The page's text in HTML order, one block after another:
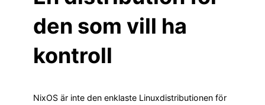
den som vill ha
kontroll
NixOS är inte den enklaste Linuxdistributionen för